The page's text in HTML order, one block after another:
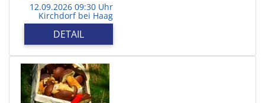
12.09.2026 09:30 Uhr
Kirchdorf bei Haag
DETAIL